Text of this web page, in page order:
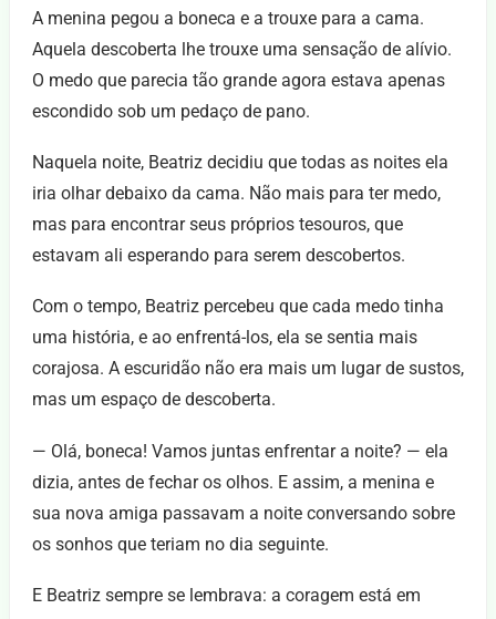
A menina pegou a boneca e a trouxe para a cama.
Aquela descoberta lhe trouxe uma sensação de alívio.
O medo que parecia tão grande agora estava apenas
escondido sob um pedaço de pano.
Naquela noite, Beatriz decidiu que todas as noites ela
iria olhar debaixo da cama. Não mais para ter medo,
mas para encontrar seus próprios tesouros, que
estavam ali esperando para serem descobertos.
Com o tempo, Beatriz percebeu que cada medo tinha
uma história, e ao enfrentá-los, ela se sentia mais
corajosa. A escuridão não era mais um lugar de sustos,
mas um espaço de descoberta.
— Olá, boneca! Vamos juntas enfrentar a noite? — ela
dizia, antes de fechar os olhos. E assim, a menina e
sua nova amiga passavam a noite conversando sobre
os sonhos que teriam no dia seguinte.
E Beatriz sempre se lembrava: a coragem está em